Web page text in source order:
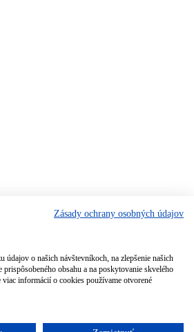
Zásady ochrany osobných údajov
údajov o našich návštevníkoch, na zlepšenie našich
obsahu a na poskytovanie skvelého
informácií o cookies používame otvorené